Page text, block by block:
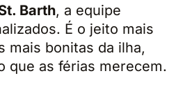
Barth, a equipe
É o jeito mais
mais bonitas da ilha,
que as férias merecem.